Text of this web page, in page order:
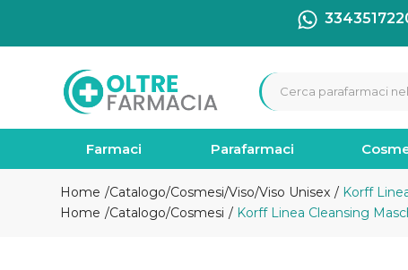
Farmaci Parafarmaci
Home Catalogo/Cosmesi/Viso/Viso Unisex Korff
Home Catalogo/Cosmesi Korff Linea Cleansing